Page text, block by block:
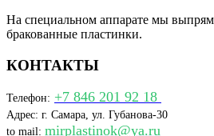
На специальном аппарате мы
бракованные пластинки.
КОНТАКТЫ
Телефон: +7 846 201 92 18
Адрес: г. Самара, ул. Губанова-30
to mail: mirplastinok@ya.ru